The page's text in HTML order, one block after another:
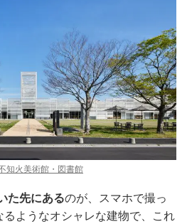
知火美術館・図書館
た先にあるのが、スマホで撮っ
ようなオシャレな建物で、これ